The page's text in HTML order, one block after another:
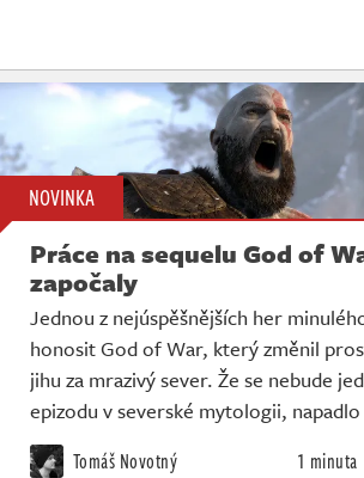
NOVINKA
Práce na sequelu God of
započaly
Jednou z nejúspěšnějších her
honosit God of War, který změnil
jihu za mrazivý sever. Že se nebude
epizodu v severské mytologii,
Tomáš Novotný 1 minuta